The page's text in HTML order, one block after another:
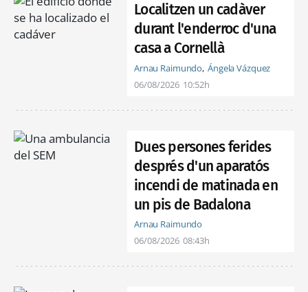
Localitzen un cadàver
durant l'enderroc d'una
casa a Cornellà
Arnau Raimundo Ángela Vázquez
06/08/2026 10:52h
Dues persones ferides
després d'un aparatós
incendi de matinada en
un pis de Badalona
Arnau Raimundo
06/08/2026 08:43h